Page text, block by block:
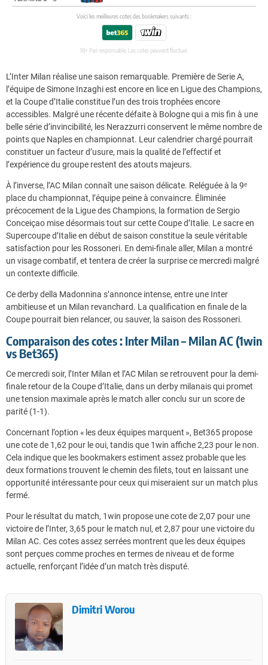
L’Inter Milan réalise une saison remarquable. Première de Serie A,
l’équipe de Simone Inzaghi est encore en lice en Ligue des Champions,
et la Coupe d’Italie constitue l’un des trois trophées encore
accessibles. Malgré une récente défaite à Bologne qui a mis fin à une
belle série d’invincibilité, les Nerazzurri conservent le même nombre de
points que Naples en championnat. Leur calendrier chargé pourrait
constituer un facteur d’usure, mais la qualité de l’effectif et
l’expérience du groupe restent des atouts majeurs.
À l’inverse, l’AC Milan connaît une saison délicate. Reléguée à la 9ᵉ
place du championnat, l’équipe peine à convaincre. Éliminée
précocement de la Ligue des Champions, la formation de Sergio
Conceiçao mise désormais tout sur cette Coupe d’Italie. Le sacre en
Supercoupe d’Italie en début de saison constitue la seule véritable
satisfaction pour les Rossoneri. En demi-finale aller, Milan a montré
un visage combatif, et tentera de créer la surprise ce mercredi malgré
un contexte difficile.
Ce derby della Madonnina s’annonce intense, entre une Inter
ambitieuse et un Milan revanchard. La qualification en finale de la
Coupe pourrait bien relancer, ou sauver, la saison des Rossoneri.
Comparaison des cotes : Inter Milan – Milan AC (1win
vs Bet365)
Ce mercredi soir, l’Inter Milan et l’AC Milan se retrouvent pour la demi-
finale retour de la Coupe d’Italie, dans un derby milanais qui promet
une tension maximale après le match aller conclu sur un score de
parité (1-1).
Concernant l’option « les deux équipes marquent », Bet365 propose
une cote de 1,62 pour le oui, tandis que 1win affiche 2,23 pour le non.
Cela indique que les bookmakers estiment assez probable que les
deux formations trouvent le chemin des filets, tout en laissant une
opportunité intéressante pour ceux qui miseraient sur un match plus
fermé.
Pour le résultat du match, 1win propose une cote de 2,07 pour une
victoire de l’Inter, 3,65 pour le match nul, et 2,87 pour une victoire du
Milan AC. Ces cotes assez serrées montrent que les deux équipes
sont perçues comme proches en termes de niveau et de forme
actuelle, renforçant l’idée d’un match très disputé.
Dimitri Worou